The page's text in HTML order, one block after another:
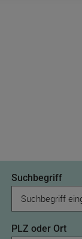
Suchbegriff
PLZ oder Ort